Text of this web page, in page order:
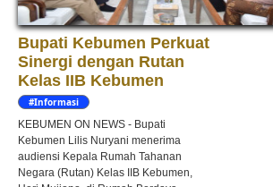
Bupati Kebumen Perkuat
Sinergi dengan Rutan
Kelas IIB Kebumen
#Informasi
KEBUMEN ON NEWS - Bupati
Kebumen Lilis Nuryani menerima
audiensi Kepala Rumah Tahanan
Negara (Rutan) Kelas IIB Kebumen,